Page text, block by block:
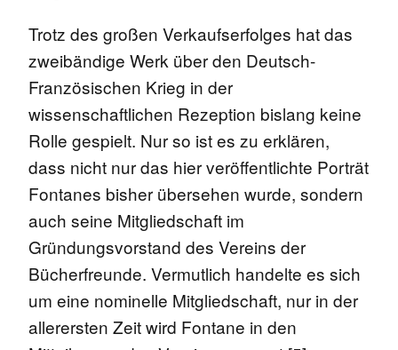
Trotz des großen Verkaufserfolges hat das
zweibändige Werk über den Deutsch-
Französischen Krieg in der
wissenschaftlichen Rezeption bislang keine
Rolle gespielt. Nur so ist es zu erklären,
dass nicht nur das hier veröffentlichte Porträt
Fontanes bisher übersehen wurde, sondern
auch seine Mitgliedschaft im
Gründungsvorstand des Vereins der
Bücherfreunde. Vermutlich handelte es sich
um eine nominelle Mitgliedschaft, nur in der
allerersten Zeit wird Fontane in den